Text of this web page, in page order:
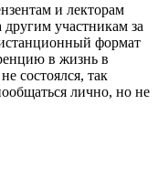
и лекторам
участникам за
формат
в жизнь в
состоялся, так
лично, но не